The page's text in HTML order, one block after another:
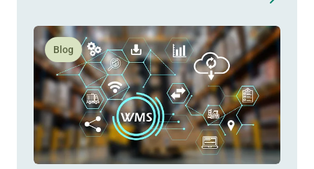
Blog
Lees meer over Hoe je meer waarde haalt uit je